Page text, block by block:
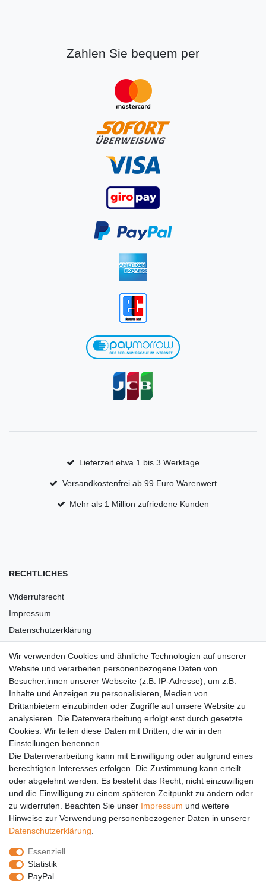
Zahlen Sie bequem per
Lieferzeit etwa 1 bis 3 Werktage
Versandkostenfrei ab 99 Euro Warenwert
Mehr als 1 Million zufriedene Kunden
RECHTLICHES
Widerrufsrecht
Impressum
Datenschutzerklärung
Versandkosten
Barrierefreiheit
Anleitungen
Vertrag widerrufen
PARTNER
DHL
GLS
PaketPLUS
SPONSORING
Malchower SV 90
Malchower Wölfe
Wir verwenden Cookies und ähnliche Technologien auf unserer
Website und verarbeiten personenbezogene Daten von
Besucher:innen unserer Webseite (z.B. IP-Adresse), um z.B.
Inhalte und Anzeigen zu personalisieren, Medien von
Drittanbietern einzubinden oder Zugriffe auf unsere Website zu
analysieren. Die Datenverarbeitung erfolgt erst durch gesetzte
Cookies. Wir teilen diese Daten mit Dritten, die wir in den
Einstellungen benennen.
Die Datenverarbeitung kann mit Einwilligung oder aufgrund eines
berechtigten Interesses erfolgen. Die Zustimmung kann erteilt
oder abgelehnt werden. Es besteht das Recht, nicht einzuwilligen
und die Einwilligung zu einem späteren Zeitpunkt zu ändern oder
zu widerrufen. Beachten Sie unser Impressum und weitere
Hinweise zur Verwendung personenbezogener Daten in unserer
Daten­schutz­erklärung
Essenziell
Statistik
PayPal